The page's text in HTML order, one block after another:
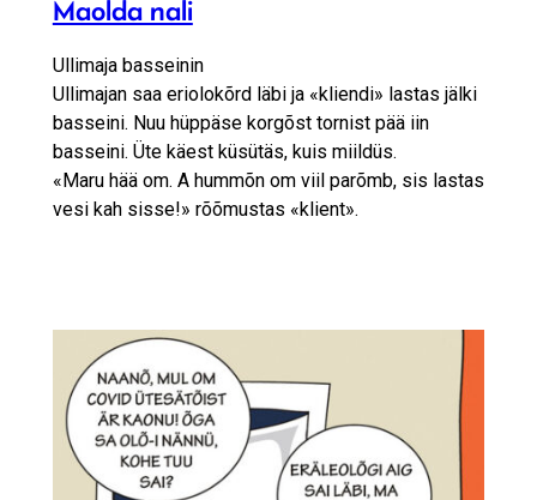
Maolda nali
Ullimaja basseinin
Ullimajan saa eriolokõrd läbi ja «kliendi» lastas jälki
basseini. Nuu hüppäse korgõst tornist pää iin
basseini. Üte käest küsütäs, kuis miildüs.
«Maru hää om. A hummõn om viil parõmb, sis lastas
vesi kah sisse!» rõõmustas «klient».